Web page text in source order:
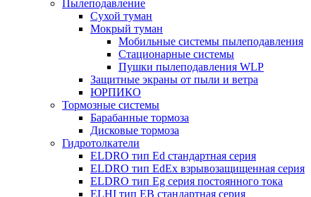
Пылеподавление
Сухой туман
Мокрый туман
Мобильные системы пылеподавления
Стационарные системы
Пушки пылеподавления WLP
Защитные экраны от пыли и ветра
ЮРПИКО
Тормозные системы
Барабанные тормоза
Дисковые тормоза
Гидротолкатели
ELDRO тип Ed стандартная серия
ELDRO тип EdEx взрывозащищенная серия
ELDRO тип Eg серия постоянного тока
ELHI тип ЕВ стандартная серия